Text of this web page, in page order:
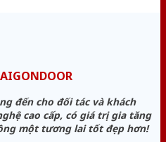
đến cho đối tác và khách
cao cấp, có giá trị gia tăng
một tương lai tốt đẹp hơn!